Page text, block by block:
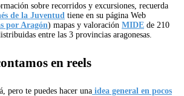
sobre recorridos y excursiones, recuerda
de la Juventud tiene en su página Web
por Aragón) mapas y valoración MIDE de 210
entre las 3 provincias aragonesas.
en reels
pero te puedes hacer una idea general en pocos